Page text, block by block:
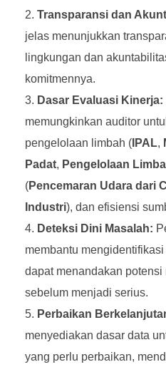
Transparansi dan
jelas menunjukkan
lingkungan dan
komitmennya.
Dasar Evaluasi Kinerja:
memungkinkan auditor
pengelolaan limbah ( IPAL,
Padat, Pengelolaan
(Pencemaran Udara dari
Industri), dan efisiensi
Deteksi Dini Masalah:
membantu
dapat menandakan
sebelum menjadi serius.
Perbaikan
menyediakan dasar data
yang perlu perbaikan,